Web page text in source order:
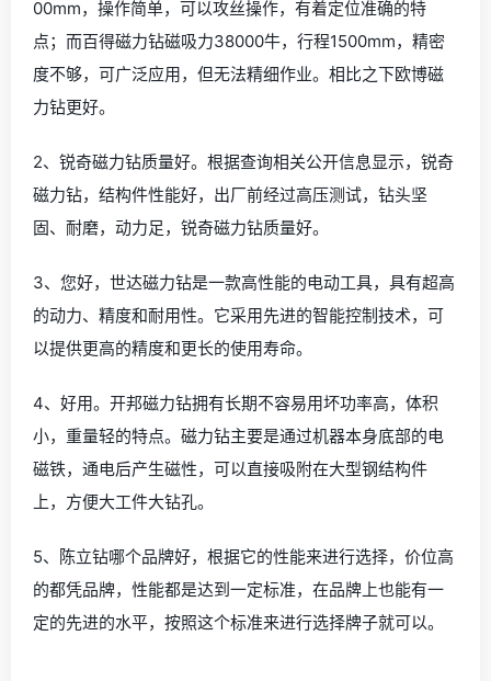
00mm，操作简单，可以攻丝操作，有着定位准确的特
点；而百得磁力钻磁吸力38000牛，行程1500mm，精密
度不够，可广泛应用，但无法精细作业。相比之下欧博磁
力钻更好。
2、锐奇磁力钻质量好。根据查询相关公开信息显示，锐奇
磁力钻，结构件性能好，出厂前经过高压测试，钻头坚
固、耐磨，动力足，锐奇磁力钻质量好。
3、您好，世达磁力钻是一款高性能的电动工具，具有超高
的动力、精度和耐用性。它采用先进的智能控制技术，可
以提供更高的精度和更长的使用寿命。
4、好用。开邦磁力钻拥有长期不容易用坏功率高，体积
小，重量轻的特点。磁力钻主要是通过机器本身底部的电
磁铁，通电后产生磁性，可以直接吸附在大型钢结构件
上，方便大工件大钻孔。
5、陈立钻哪个品牌好，根据它的性能来进行选择，价位高
的都凭品牌，性能都是达到一定标准，在品牌上也能有一
定的先进的水平，按照这个标准来进行选择牌子就可以。